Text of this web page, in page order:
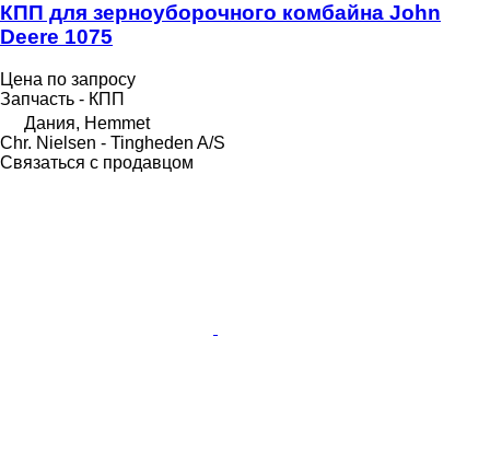
КПП для зерноуборочного комбайна John
Deere 1075
Цена по запросу
Запчасть - КПП
Дания, Hemmet
Chr. Nielsen - Tingheden A/S
Связаться с продавцом